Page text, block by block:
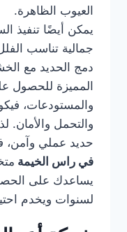
العيوب الظاهرة.
يمكن أيضًا تنفيذ
جمالية تناسب
دمج الحديد مع
المميزة للحصول
والمستودعات،
والتحمل
حديد عملي وآمن،
في راس الخيمة
يساعدك على
لسنوات ويخدم